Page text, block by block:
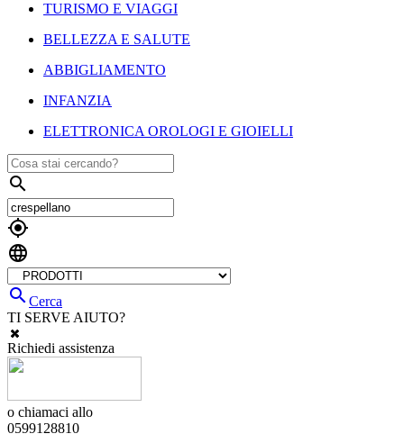
TURISMO E VIAGGI
BELLEZZA E SALUTE
ABBIGLIAMENTO
INFANZIA
ELETTRONICA OROLOGI E GIOIELLI



Cerca
TI SERVE AIUTO?
Richiedi assistenza
o chiamaci allo
0599128810